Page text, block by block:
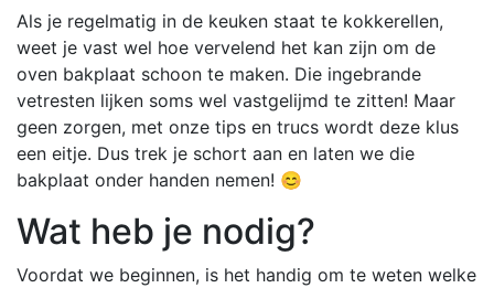
Als je regelmatig in de keuken staat te kokkerellen,
weet je vast wel hoe vervelend het kan zijn om de
oven bakplaat schoon te maken. Die ingebrande
vetresten lijken soms wel vastgelijmd te zitten! Maar
geen zorgen, met onze tips en trucs wordt deze klus
een eitje. Dus trek je schort aan en laten we die
bakplaat onder handen nemen! 😊
Wat heb je nodig?
Voordat we beginnen, is het handig om te weten welke